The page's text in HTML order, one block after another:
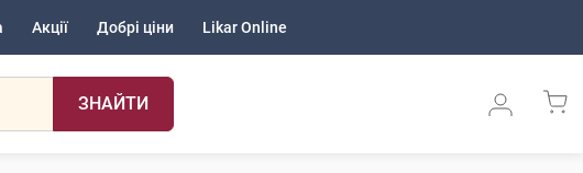
Акції Добрі ціни Likar Online
ЗНАЙТИ